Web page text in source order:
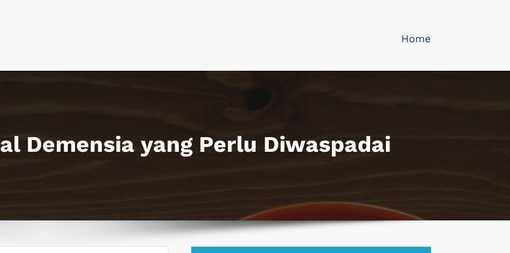
Home
Demensia yang Perlu Diwaspadai